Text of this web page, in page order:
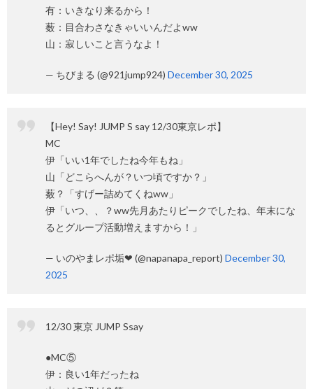
有：いきなり来るから！
薮：目合わさなきゃいいんだよww
山：寂しいこと言うなよ！
— ちびまる (@921jump924) December 30, 2025
【Hey! Say! JUMP S say 12/30東京レポ】
MC
伊「いい1年でしたね今年もね」
山「どこらへんが？いつ頃ですか？」
薮？「すげー詰めてくねww」
伊「いつ、、？ww先月あたりピークでしたね、年末にな
るとグループ活動増えますから！」
— いのやまレポ垢❤ (@napanapa_report) December 30,
2025
12/30 東京 JUMP Ssay
●MC⑤
伊：良い1年だったね